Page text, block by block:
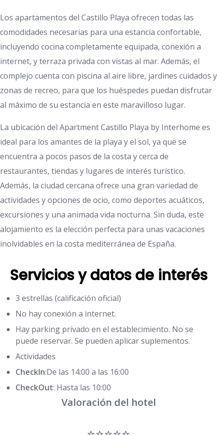
Los apartamentos del Castillo Playa ofrecen todas las
comodidades necesarias para una estancia confortable,
incluyendo cocina completamente equipada, conexión a
internet, y terraza privada con vistas al mar. Además, el
complejo cuenta con piscina al aire libre, jardines cuidados y
zonas de recreo, para que los huéspedes puedan disfrutar
al máximo de su estancia en este maravilloso lugar.
La ubicación del Apartment Castillo Playa by Interhome es
ideal para los amantes de la playa y el sol, ya que se
encuentra a pocos pasos de la costa y cerca de
restaurantes, tiendas y lugares de interés turístico.
Además, la ciudad cercana ofrece una gran variedad de
actividades y opciones de ocio, como deportes acuáticos,
excursiones y una animada vida nocturna. Sin duda, este
alojamiento es la elección perfecta para unas vacaciones
inolvidables en la costa mediterránea de España.
Servicios y datos de interés
3 estrellas (calificación oficial)
No hay conexión a internet.
Hay parking privado en el establecimiento. No se
puede reservar. Se pueden aplicar suplementos.
Actividades
CheckIn:De las 14:00 a las 16:00
CheckOut: Hasta las 10:00
Valoración del hotel